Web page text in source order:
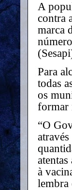
A
contra
marca
Para
todas
os
formar
“O
à
lembra